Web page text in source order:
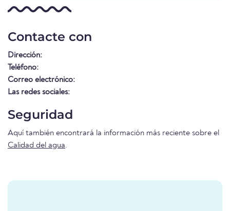
Contacte con
Dirección:
Teléfono:
Correo electrónico:
Las redes sociales:
Seguridad
Aquí también encontrará la información más reciente sobre el
Calidad del agua.